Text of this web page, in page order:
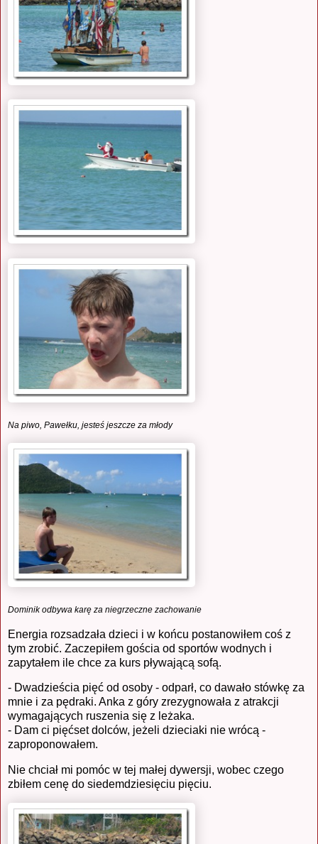
Na piwo, Pawełku, jesteś jeszcze za młody
Dominik odbywa karę za niegrzeczne zachowanie
Energia rozsadzała dzieci i w końcu postanowiłem coś z
tym zrobić. Zaczepiłem gościa od sportów wodnych i
zapytałem ile chce za kurs pływającą sofą.
- Dwadzieścia pięć od osoby - odparł, co dawało stówkę za
mnie i za pędraki. Anka z góry zrezygnowała z atrakcji
wymagających ruszenia się z leżaka.
- Dam ci pięćset dolców, jeżeli dzieciaki nie wrócą -
zaproponowałem.
Nie chciał mi pomóc w tej małej dywersji, wobec czego
zbiłem cenę do siedemdziesięciu pięciu.